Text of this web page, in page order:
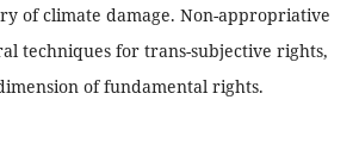
of climate damage. Non-appropriative
techniques for trans-subjective rights,
of fundamental rights.